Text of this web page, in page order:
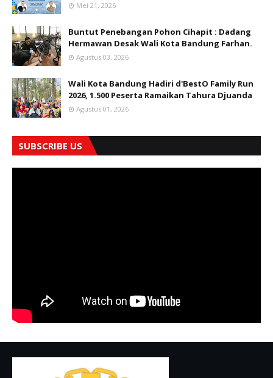
Mei 21, 2026
Buntut Penebangan Pohon Cihapit : Dadang
Hermawan Desak Wali Kota Bandung Farhan.
Agustus 03, 2026
Wali Kota Bandung Hadiri d'BestO Family Run
2026, 1.500 Peserta Ramaikan Tahura Djuanda
Agustus 01, 2026
SUBSCRIBE US